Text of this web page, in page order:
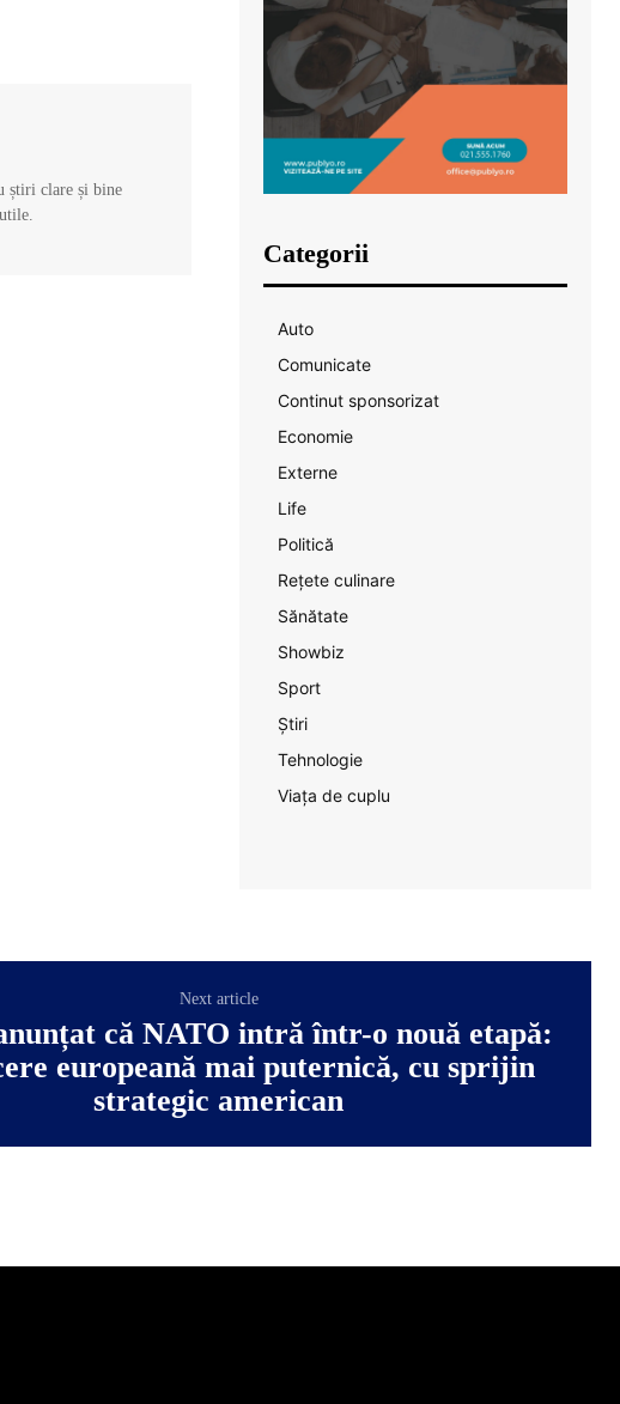
știri clare și bine
Categorii
Auto
Comunicate
Continut sponsorizat
Economie
Externe
Life
Politică
Rețete culinare
Sănătate
Showbiz
Sport
Știri
Tehnologie
Viața de cuplu
Next article
că NATO intră într-o nouă etapă:
europeană mai puternică, cu sprijin
strategic american